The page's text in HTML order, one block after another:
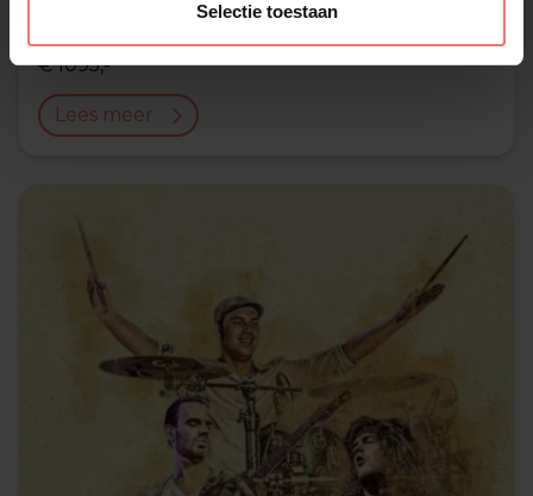
Selectie toestaan
€ 1095,-
Lees meer